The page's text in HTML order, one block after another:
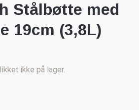
Stålbøtte med
19cm (3,8L)
ikke på lager.